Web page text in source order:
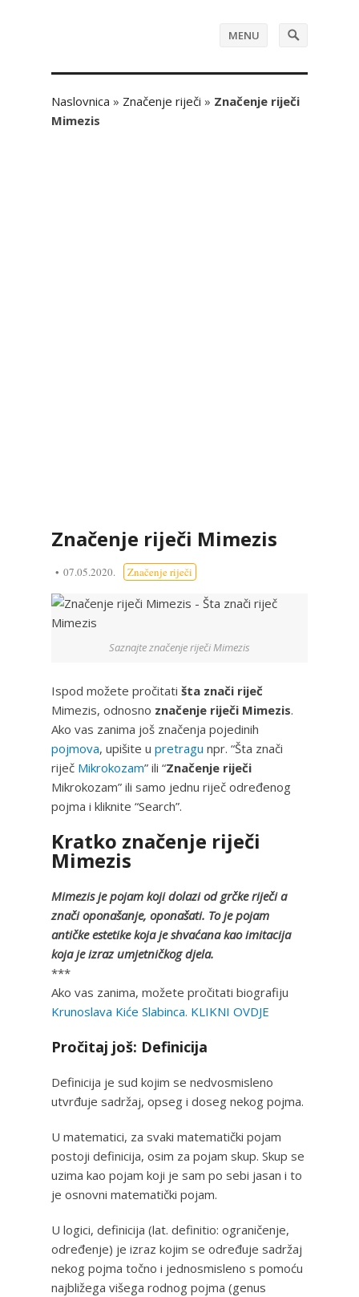
MENU
Naslovnica » Značenje riječi » Značenje riječi
Mimezis
Značenje riječi Mimezis
07.05.2020. Značenje riječi
Saznajte značenje riječi Mimezis
Ispod možete pročitati šta znači riječ
Mimezis, odnosno značenje riječi Mimezis.
Ako vas zanima još značenja pojedinih
pojmova, upišite u pretragu npr. “Šta znači
riječ Mikrokozam” ili “Značenje riječi
Mikrokozam” ili samo jednu riječ određenog
pojma i kliknite “Search”.
Kratko značenje riječi
Mimezis
Mimezis je pojam koji dolazi od grčke riječi a
znači oponašanje, oponašati. To je pojam
antičke estetike koja je shvaćana kao imitacija
koja je izraz umjetničkog djela.
***
Ako vas zanima, možete pročitati biografiju
Krunoslava Kiće Slabinca. KLIKNI OVDJE
Pročitaj još: Definicija
Definicija je sud kojim se nedvosmisleno
utvrđuje sadržaj, opseg i doseg nekog pojma.
U matematici, za svaki matematički pojam
postoji definicija, osim za pojam skup. Skup se
uzima kao pojam koji je sam po sebi jasan i to
je osnovni matematički pojam.
U logici, definicija (lat. definitio: ograničenje,
određenje) je izraz kojim se određuje sadržaj
nekog pojma točno i jednosmisleno s pomoću
najbližega višega rodnog pojma (genus